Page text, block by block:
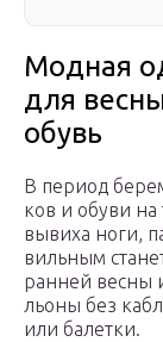
Модная
для
обувь
В пери­од
ков и обу­ви на
выви­ха ноги,
виль­ным
ран­ней вес­ны
льо­ны без
или балетки.